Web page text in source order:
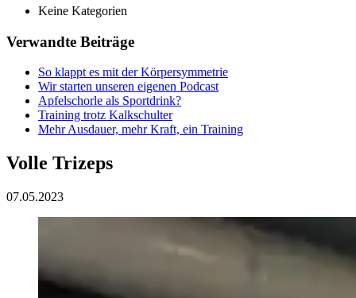
Keine Kategorien
Verwandte Beiträge
So klappt es mit der Körpersymmetrie
Wir starten unseren eigenen Podcast
Apfelschorle als Sportdrink?
Training trotz Kalkschulter
Mehr Ausdauer, mehr Kraft, ein Training
Volle Trizeps
07.05.2023